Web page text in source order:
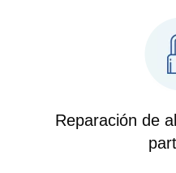
Reparación de